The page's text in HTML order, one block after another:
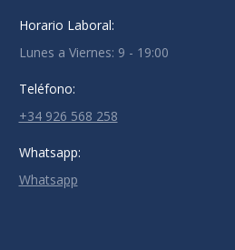
Horario Laboral:
Lunes a Viernes: 9 - 19:00
Teléfono:
+34 926 568 258
Whatsapp:
Whatsapp